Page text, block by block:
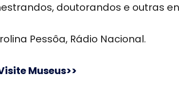
doutorandos e outras
Pessôa, Rádio Nacional.
Museus>>